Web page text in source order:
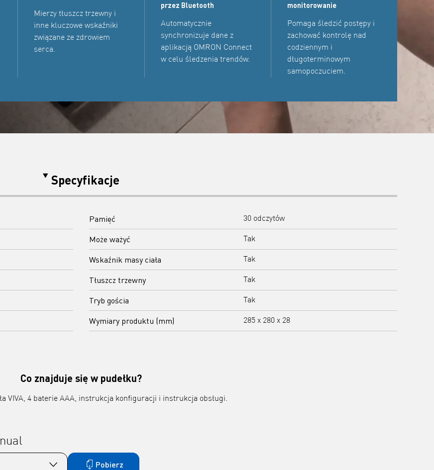
Mierzy tłuszcz trzewny i
inne kluczowe wskaźniki
związane ze zdrowiem
serca.
przez Bluetooth
Automatycznie
synchronizuje dane z
aplikacją OMRON Connect
w celu śledzenia trendów.
monitorowanie
Pomaga śledzić postępy i
zachować kontrolę nad
codziennym i
długoterminowym
samopoczuciem.
Specyfikacje
Pamięć 30 odczytów
Może ważyć Tak
Wskaźnik masy ciała Tak
Tłuszcz trzewny Tak
Tryb gościa Tak
Wymiary produktu (mm) 285 x 280 x 28
Co znajduje się w pudełku?
VIVA, 4 baterie AAA, instrukcja konfiguracji i instrukcja obsługi.
Pobierz